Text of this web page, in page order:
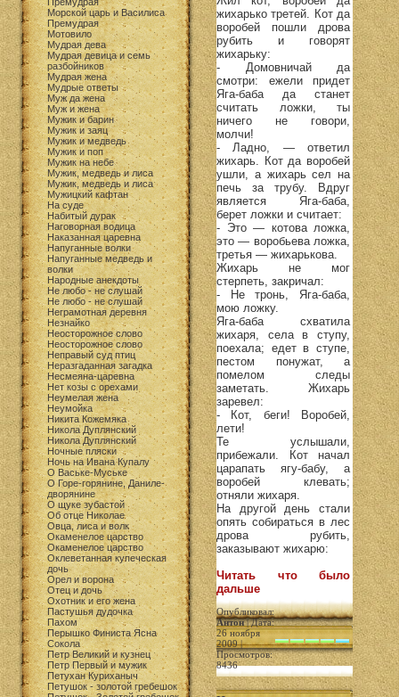
Морской царь и Василиса
Премудрая
Мотовило
Мудрая дева
Мудрая девица и семь
разбойников
Мудрая жена
Мудрые ответы
Муж да жена
Муж и жена
Мужик и барин
Мужик и заяц
Мужик и медведь
Мужик и поп
Мужик на небе
Мужик, медведь и лиса
Мужик, медведь и лиса
Мужицкий кафтан
На суде
Набитый дурак
Наговорная водица
Наказанная царевна
Напуганные волки
Напуганные медведь и
волки
Народные анекдоты
Не любо - не слушай
Не любо - не слушай
Неграмотная деревня
Незнайко
Неосторожное слово
Неосторожное слово
Неправый суд птиц
Неразгаданная загадка
Несмеяна-царевна
Нет козы с орехами
Неумелая жена
Неумойка
Никита Кожемяка
Никола Дуплянский
Никола Дуплянский
Ночные пляски
Ночь на Ивана Купалу
О Ваське-Муське
О Горе-горянине, Даниле-
дворянине
О щуке зубастой
Об отце Николае
Овца, лиса и волк
Окаменелое царство
Окаменелое царство
Оклеветанная купеческая
дочь
Орел и ворона
Отец и дочь
Охотник и его жена
Пастушья дудочка
Пахом
Перышко Финиста Ясна
Сокола
Петр Великий и кузнец
Петр Первый и мужик
Петухан Куриханыч
Петушок - золотой гребешок
жихарько третей. Кот да
воробей пошли дрова
рубить и говорят
жихарьку:
- Домовничай да
смотри: ежели придет
Яга-баба да станет
считать ложки, ты
ничего не говори,
молчи!
- Ладно, — ответил
жихарь. Кот да воробей
ушли, а жихарь сел на
печь за трубу. Вдруг
является Яга-баба,
берет ложки и считает:
- Это — котова ложка,
это — воробьева ложка,
третья — жихарькова.
Жихарь не мог
стерпеть, закричал:
- Не тронь, Яга-баба,
мою ложку.
Яга-баба схватила
жихаря, села в ступу,
поехала; едет в ступе,
пестом понужат, а
помелом следы
заметать. Жихарь
заревел:
- Кот, беги! Воробей,
лети!
Те услышали,
прибежали. Кот начал
царапать ягу-бабу, а
воробей клевать;
отняли жихаря.
На другой день стали
опять собираться в лес
дрова рубить,
заказывают жихарю:
Читать что было
дальше
Опубликовал:
Антон| Дата:
26 ноября
2009 |
Просмотров:
8436